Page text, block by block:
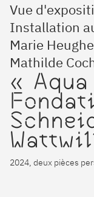
Vue
Installation
Marie
Mathilde
«
2024, deux pièces